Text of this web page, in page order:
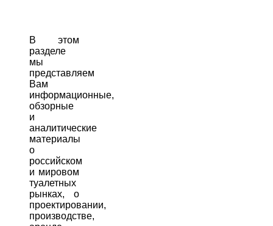
В этом
разделе
мы
представляем
Вам
информационные,
обзорные
и
аналитические
материалы
о
российском
и мировом
туалетных
рынках, о
проектировании,
производстве,